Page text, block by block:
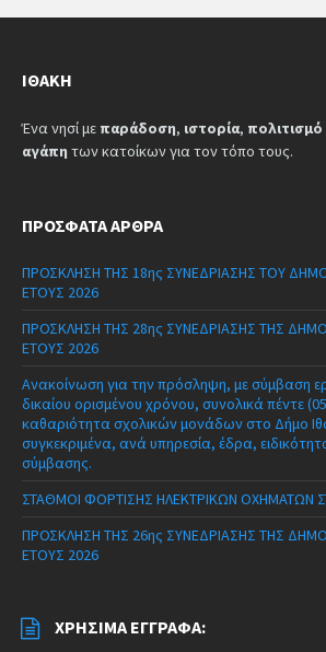
ΙΘΆΚΗ
Ένα νησί με παράδοση, ιστορία, πολιτισμό
αγάπη των κατοίκων για τον τόπο τους.
ΠΡΌΣΦΑΤΑ ΆΡΘΡΑ
ΠΡΟΣΚΛΗΣΗ ΤΗΣ 18ης ΣΥΝΕΔΡΙΑΣΗΣ ΤΟΥ
ΕΤΟΥΣ 2026
ΠΡΟΣΚΛΗΣΗ ΤΗΣ 28ης ΣΥΝΕΔΡΙΑΣΗΣ ΤΗΣ
ΕΤΟΥΣ 2026
Ανακοίνωση για την πρόσληψη, με σύμβαση
δικαίου ορισμένου χρόνου, συνολικά πέντε
καθαριότητα σχολικών μονάδων στο Δήμο
συγκεκριμένα, ανά υπηρεσία, έδρα,
σύμβασης.
ΣΤΑΘΜΟΙ ΦΟΡΤΙΣΗΣ ΗΛΕΚΤΡΙΚΩΝ ΟΧΗΜΑΤΩΝ
ΠΡΟΣΚΛΗΣΗ ΤΗΣ 26ης ΣΥΝΕΔΡΙΑΣΗΣ ΤΗΣ
ΕΤΟΥΣ 2026
ΧΡΉΣΙΜΑ ΈΓΓΡΑΦΑ: